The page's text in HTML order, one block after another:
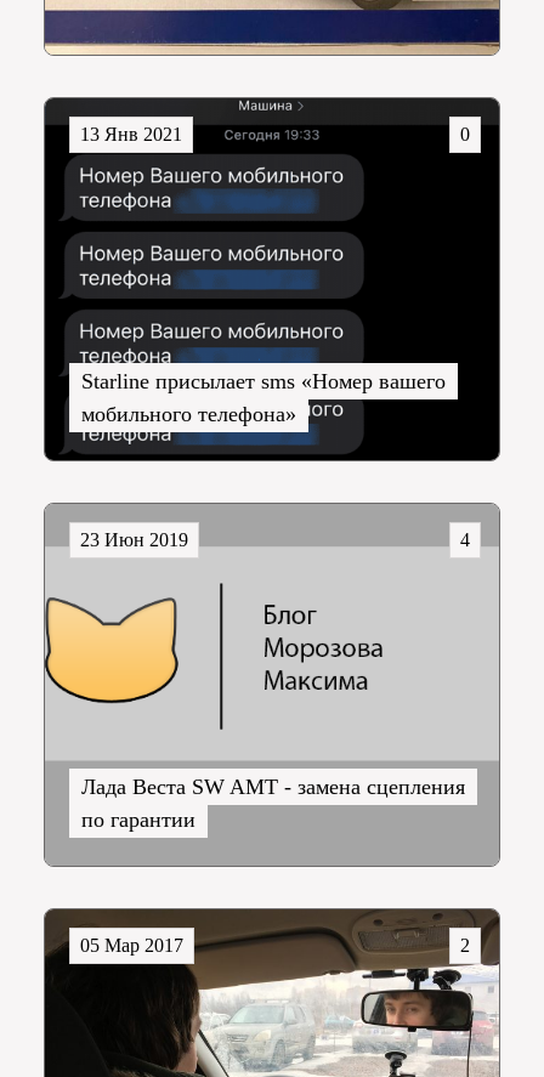
Starline присылает sms «Номер вашего
мобильного телефона»
0
13 Янв 2021
Лада Веста SW AMT - замена сцепления
по гарантии
4
23 Июн 2019
2
05 Мар 2017